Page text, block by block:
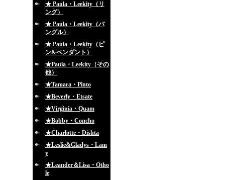
★ Paula・Leekity（リ
ング）
★ Paula・Leekity（バ
ングル）
★ Paula・Leekity（ピ
ン&ペンダント）
★Paula・Leekity（その
他）
★Tamara・Pinto
★Beverly・Etsate
★Virginia・Quam
★Bobby・Concho
★Charlotte・Dishta
★Leslie&Gladys・Lam
y
★Leander＆Lisa・Otho
le